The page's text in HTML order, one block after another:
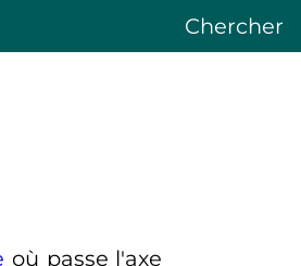
Chercher
où passe l'axe